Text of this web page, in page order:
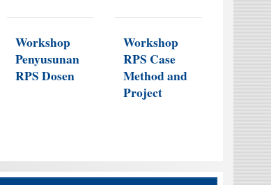
Workshop
Penyusunan
RPS Dosen
Workshop
RPS Case
Method and
Project